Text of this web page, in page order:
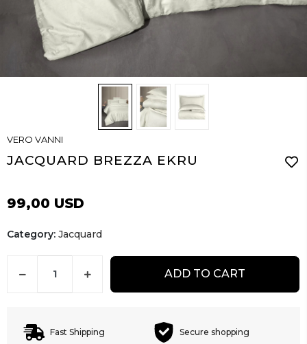
VERO VANNI
JACQUARD BREZZA EKRU
99,00 USD
Category: Jacquard
ADD TO CART
Fast Shipping Secure shopping